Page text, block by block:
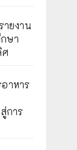
ายงาน
ษา
ศ
าหาร
การ